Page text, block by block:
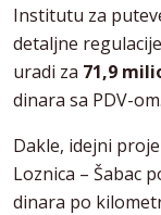
Institutu za
detaljne
uradi za 71,9
dinara sa PDV-om.
Dakle, idejni
Loznica – Šabac
dinara po